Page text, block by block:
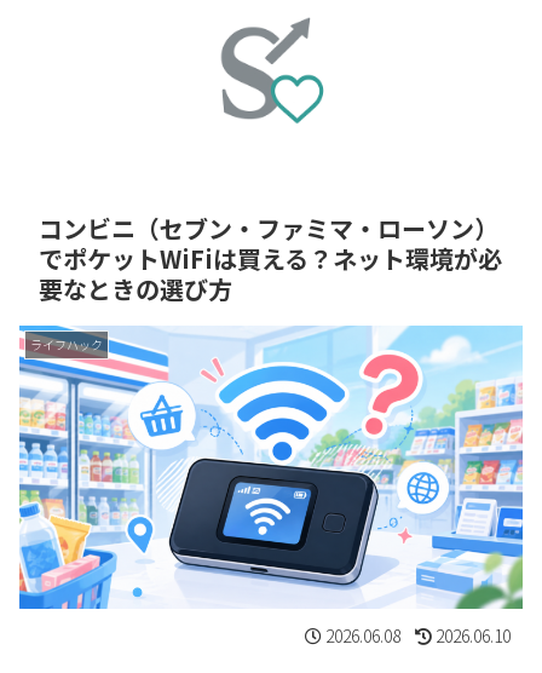
コンビニ（セブン・ファミマ・ローソン）
でポケットWiFiは買える？ネット環境が必
要なときの選び方
ライフハック
2026.06.08 2026.06.10